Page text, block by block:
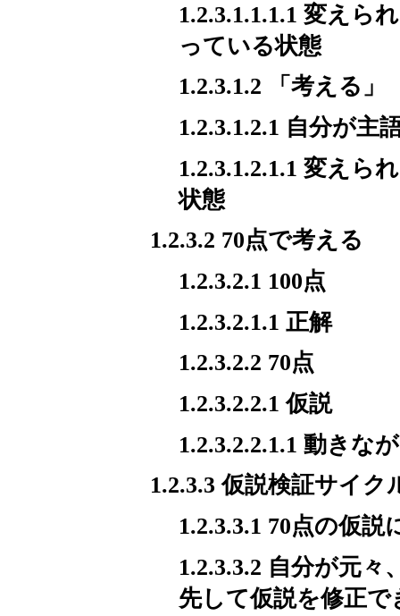
1.2.3.1.1.1.1 変えら
っている状態
1.2.3.1.2 「考える」
1.2.3.1.2.1 自分が主
1.2.3.1.2.1.1 変えら
状態
1.2.3.2 70点で考える
1.2.3.2.1 100点
1.2.3.2.1.1 正解
1.2.3.2.2 70点
1.2.3.2.2.1 仮説
1.2.3.2.2.1.1 動きな
1.2.3.3 仮説検証サイ
1.2.3.3.1 70点の仮
1.2.3.3.2 自分が元
先して仮説を修正